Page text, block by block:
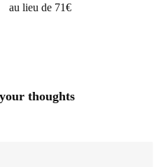
au lieu de 71€
thoughts